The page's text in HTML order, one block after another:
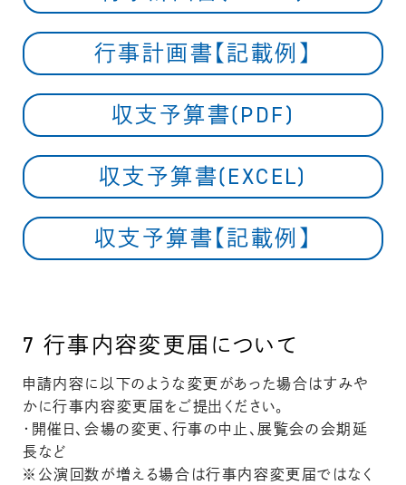
行事計画書【記載例】
収支予算書(PDF)
収支予算書(EXCEL)
収支予算書【記載例】
7 行事内容変更届について
申請内容に以下のような変更があった場合はすみや
かに行事内容変更届をご提出ください。
・開催日、会場の変更、行事の中止、展覧会の会期延
長など
※公演回数が増える場合は行事内容変更届ではなく